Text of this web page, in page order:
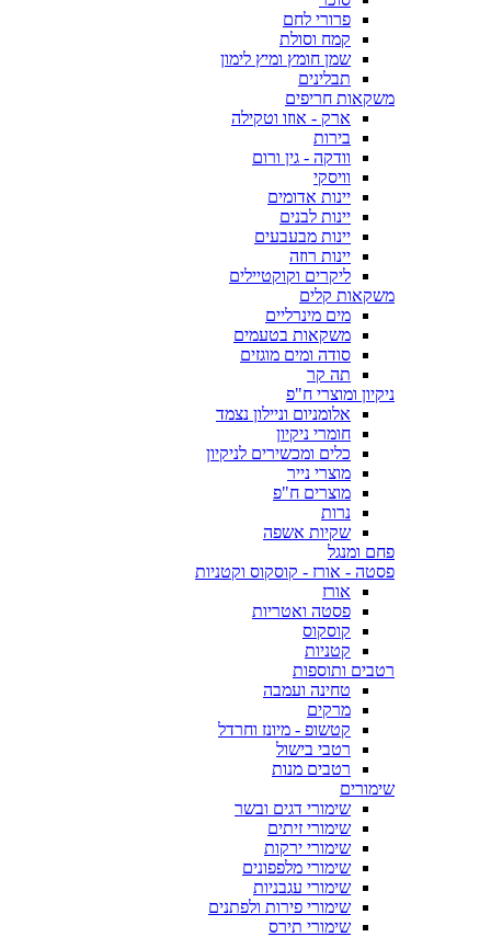
פרורי לחם
קמח וסולת
שמן חומץ ומיץ לימון
תבלינים
משקאות חריפים
ארק - אוזו וטקילה
בירות
וודקה - גין ורום
וויסקי
יינות אדומים
יינות לבנים
יינות מבעבעים
יינות רוזה
ליקרים וקוקטיילים
משקאות קלים
מים מינרליים
משקאות בטעמים
סודה ומים מוגזים
תה קר
ניקיון ומוצרי ח"פ
אלומניום וניילון נצמד
חומרי ניקיון
כלים ומכשירים לניקיון
מוצרי נייר
מוצרים ח"פ
נרות
שקיות אשפה
פחם ומנגל
פסטה - אורז - קוסקוס וקטניות
אורז
פסטה ואטריות
קוסקוס
קטניות
רטבים ותוספות
טחינה ועמבה
מרקים
קטשופ - מיונז וחרדל
רטבי בישול
רטבים מנות
שימורים
שימורי דגים ובשר
שימורי זיתים
שימורי ירקות
שימורי מלפפונים
שימורי עגבניות
שימורי פירות ולפתנים
שימורי תירס